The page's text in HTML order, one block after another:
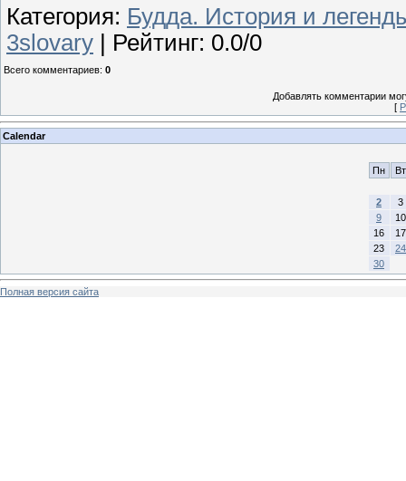
Категория: Будда. История и
3slovary
Рейтинг: 0.0/0
Всего комментариев: 0
Добавлять комментарии
[
Calendar
Пн Вт
2
3
9
10
16
17
23
24
30
Полная версия сайта